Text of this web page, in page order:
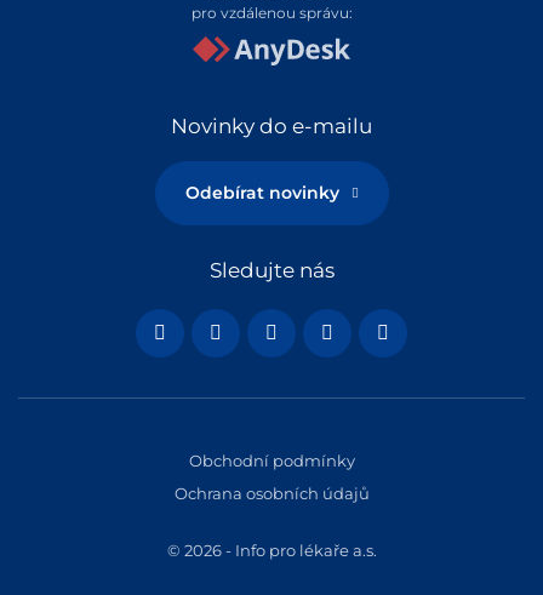
pro vzdálenou správu:
Novinky do e-mailu
Odebírat novinky
Sledujte nás
© 2026 - Info pro lékaře a.s.
Obchodní podmínky
Ochrana osobních údajů